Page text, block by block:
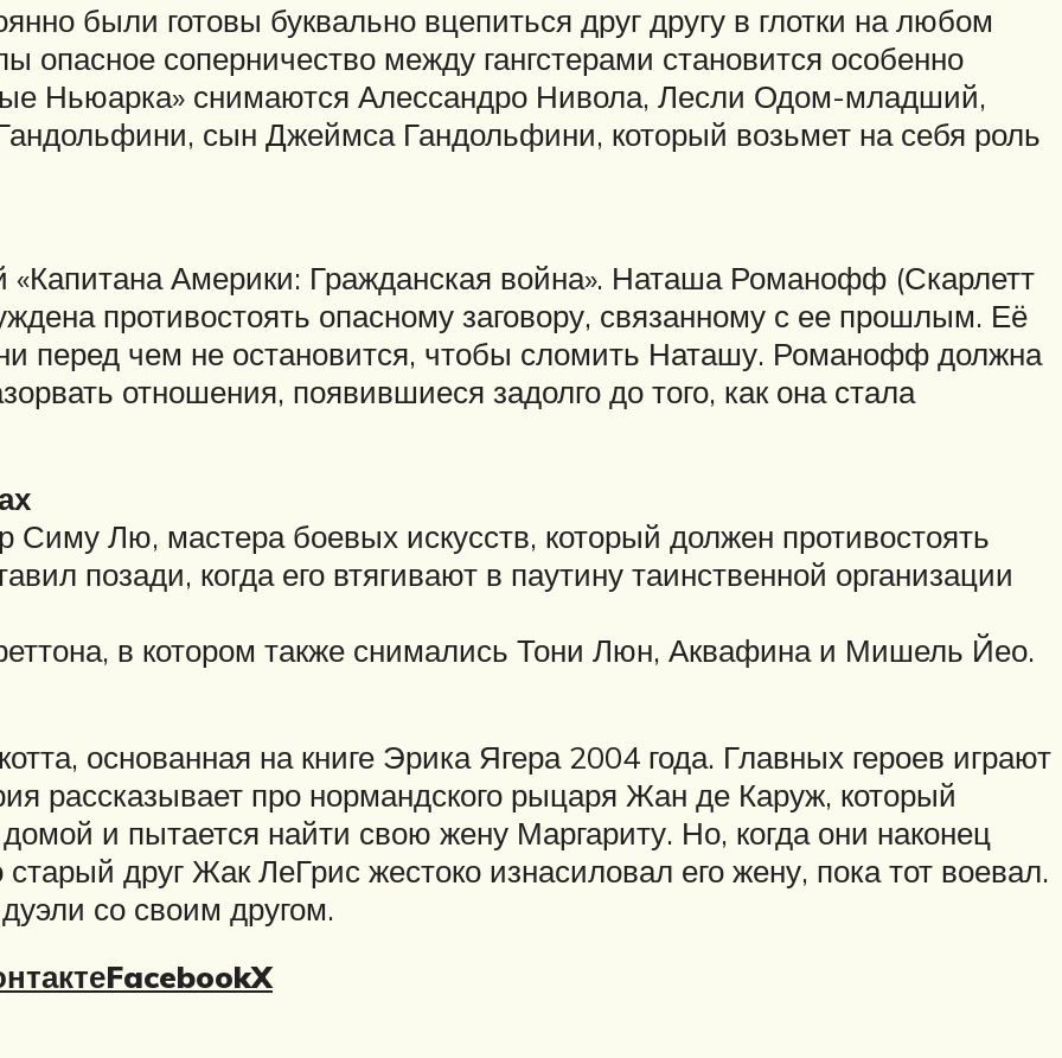
были готовы буквально вцепиться друг другу в глотки на любом
опасное соперничество между гангстерами становится особенно
Ньюарка» снимаются Алессандро Нивола, Лесли Одом-младший,
сын Джеймса Гандольфини, который возьмет на себя роль
«Капитана Америки: Гражданская война». Наташа Романофф (Скарлетт
противостоять опасному заговору, связанному с ее прошлым. Её
перед чем не остановится, чтобы сломить Наташу. Романофф должна
отношения, появившиеся задолго до того, как она стала
Симу Лю, мастера боевых искусств, который должен противостоять
позади, когда его втягивают в паутину таинственной организации
в котором также снимались Тони Люн, Аквафина и Мишель Йео.
основанная на книге Эрика Ягера 2004 года. Главных героев играют
рассказывает про нормандского рыцаря Жан де Каруж, который
и пытается найти свою жену Маргариту. Но, когда они наконец
друг Жак ЛеГрис жестоко изнасиловал его жену, пока тот воевал.
со своим другом.
FacebookX